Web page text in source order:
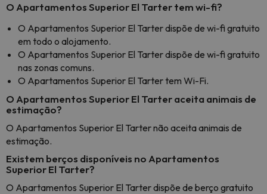
O Apartamentos Superior El Tarter tem wi-fi?
O Apartamentos Superior El Tarter dispõe de wi-fi gratuito
em todo o alojamento.
O Apartamentos Superior El Tarter dispõe de wi-fi gratuito
nas zonas comuns.
O Apartamentos Superior El Tarter tem Wi-Fi.
O Apartamentos Superior El Tarter aceita animais de
estimação?
O Apartamentos Superior El Tarter não aceita animais de
estimação.
Existem berços disponíveis no Apartamentos
Superior El Tarter?
O Apartamentos Superior El Tarter dispõe de berço gratuito